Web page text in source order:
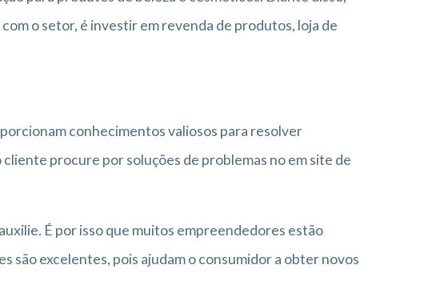
o setor, é investir em revenda de produtos, loja de
conhecimentos valiosos para resolver
procure por soluções de problemas no em site de
É por isso que muitos empreendedores estão
são excelentes, pois ajudam o consumidor a obter novos